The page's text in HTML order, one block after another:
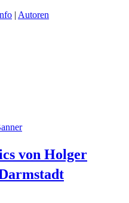
| Autoren
von Holger